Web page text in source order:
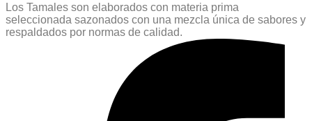
Los Tamales son elaborados con materia prima
seleccionada sazonados con una mezcla única de sabores y
respaldados por normas de calidad.